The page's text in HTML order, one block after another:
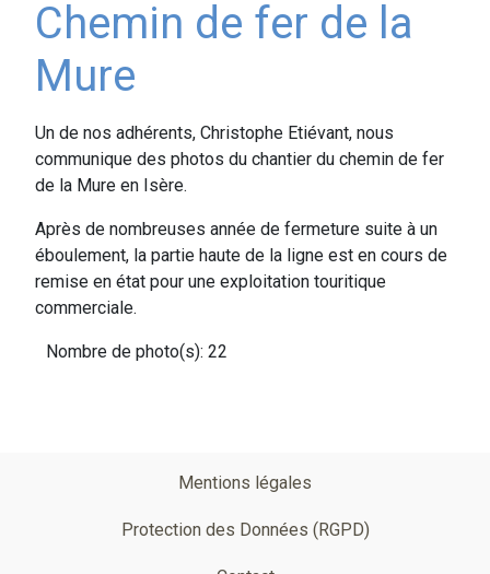
Chemin de fer de la
Mure
Un de nos adhérents, Christophe Etiévant, nous
communique des photos du chantier du chemin de fer
de la Mure en Isère.
Après de nombreuses année de fermeture suite à un
éboulement, la partie haute de la ligne est en cours de
remise en état pour une exploitation touritique
commerciale.
Nombre de photo(s): 22
Mentions légales
Protection des Données (RGPD)